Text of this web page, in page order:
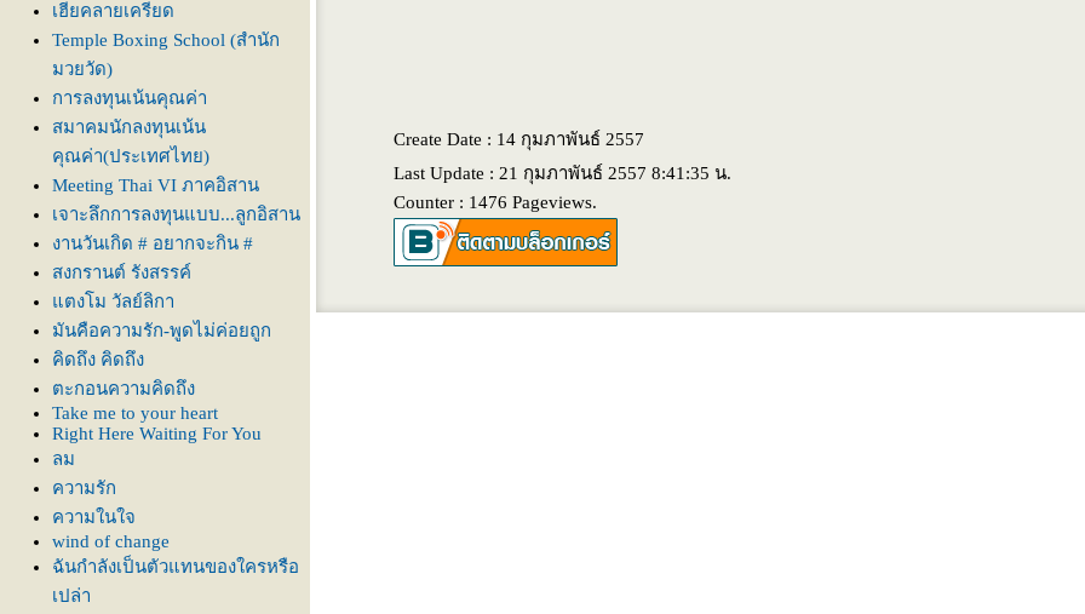
เฮียคลายเครียด
Temple Boxing School (สำนัก
มวยวัด)
การลงทุนเน้นคุณค่า
สมาคมนักลงทุนเน้น
คุณค่า(ประเทศไทย)
Meeting Thai VI ภาคอิสาน
เจาะลึกการลงทุนแบบ...ลูกอิสาน
งานวันเกิด # อยากจะกิน #
สงกรานต์ รังสรรค์
ตงโม วัลย์ลิกา
มันคือความรัก-พูดไม่ค่อยถูก
คิดถึง คิดถึง
ตะกอนความคิดถึง
Take me to your heart
Right Here Waiting For You
ลม
ความรัก
ความในใจ
wind of change
ฉันกำลังเป็นตัวแทนของใครหรือ
เปล่า
Create Date : 14 กุมภาพันธ์ 2557
Last Update : 21 กุมภาพันธ์ 2557 8:41:35 น.
Counter : 1476 Pageviews.